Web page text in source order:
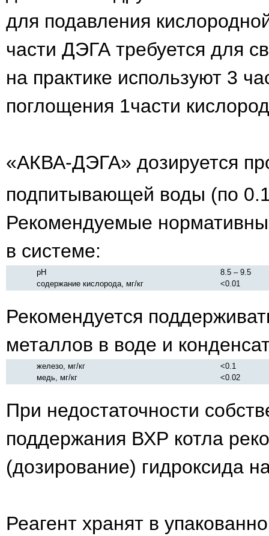
для подавления
части ДЭГА требуется для
на практике используют 3
поглощения 1части
«АКВА-ДЭГА» дозируется
подпитывающей воды (по
Рекомендуемые
в системе:
рН
содержание кислорода, мг/кг
8.5 – 9.5
<0.01
Рекомендуется
металлов в воде и
железо, мг/кг
медь, мг/кг
<0.1
<0.02
При недостаточности
поддержания ВХР котла
(дозирование) гидроксида
Реагент хранят в